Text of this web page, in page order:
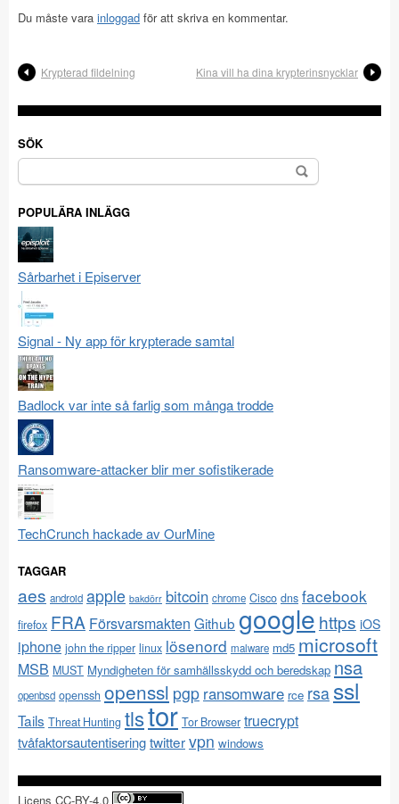
Du måste vara inloggad för att skriva en kommentar.
Krypterad fildelning Kina vill ha dina krypterinsnycklar
SÖK
Sök
efter:
POPULÄRA INLÄGG
Sårbarhet i Episerver
Signal - Ny app för krypterade samtal
Badlock var inte så farlig som många trodde
Ransomware-attacker blir mer sofistikerade
TechCrunch hackade av OurMine
TAGGAR
aes android apple bakdörr bitcoin chrome Cisco dns facebook
firefox FRA Försvarsmakten Github google https iOS
iphone john the ripper linux lösenord malware md5 microsoft
MSB MUST Myndigheten för samhällsskydd och beredskap nsa
openbsd openssh openssl pgp ransomware rce rsa ssl
Tails Threat Hunting tlstor Tor Browser truecrypt
tvåfaktorsautentiseringtwittervpn windows
Licens CC-BY-4.0